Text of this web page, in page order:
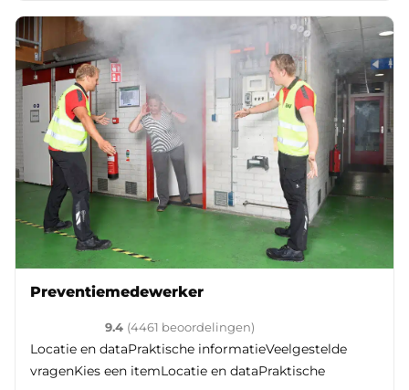
Preventiemedewerker
Klantenvertellen
9.410
(4461 ​ beoordelingen)
Locatie en dataPraktische informatieVeelgestelde
vragenKies een itemLocatie en dataPraktische